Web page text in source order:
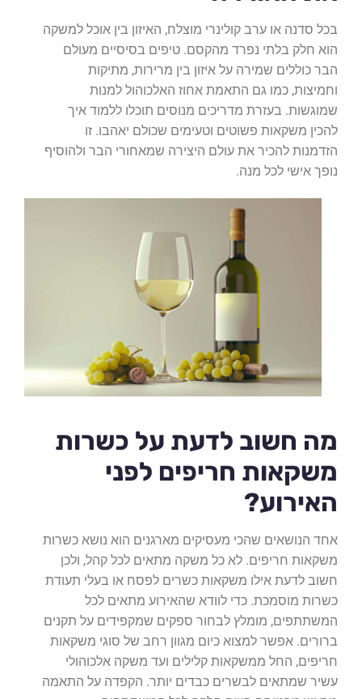
בכל סדנה או ערב קולינרי מוצלח, האיזון בין אוכל למשקה
הוא חלק בלתי נפרד מהקסם. טיפים בסיסיים מעולם
הבר כוללים שמירה על איזון בין מרירות, מתיקות
וחמיצות, כמו גם התאמת אחוז האלכוהול למנות
שמוגשות. בעזרת מדריכים מנוסים תוכלו ללמוד איך
להכין משקאות פשוטים וטעימים שכולם יאהבו. זו
הזדמנות להכיר את עולם היצירה שמאחורי הבר ולהוסיף
נופך אישי לכל מנה.
מה חשוב לדעת על כשרות
משקאות חריפים לפני
האירוע?
אחד הנושאים שהכי מעסיקים מארגנים הוא נושא כשרות
משקאות חריפים. לא כל משקה מתאים לכל קהל, ולכן
חשוב לדעת אילו משקאות כשרים לפסח או בעלי תעודת
כשרות מוסמכת. כדי לוודא שהאירוע מתאים לכל
המשתתפים, מומלץ לבחור ספקים שמקפידים על תקנים
ברורים. אפשר למצוא כיום מגוון רחב של סוגי משקאות
חריפים, החל ממשקאות קלילים ועד משקה אלכוהולי
עשיר שמתאים לבשרים כבדים יותר. הקפדה על התאמה